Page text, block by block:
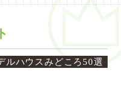
ルハウスみどころ50選